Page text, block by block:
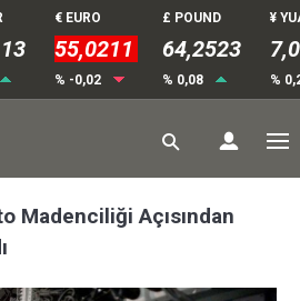
€ EURO
55,0211
% -0,02
£ POUND
64,2523
% 0,08
¥
%
Madenciliği Açısından